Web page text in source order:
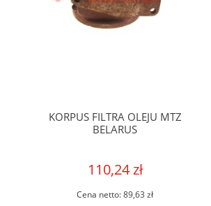
KORPUS FILTRA OLEJU MTZ
BELARUS
110,24 zł
Cena netto:89,63 zł